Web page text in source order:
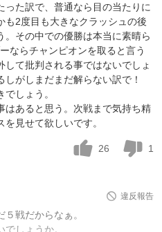
た訳で、普通なら目の当たりに
も2度目も大きなクラッシュの後
。その中での優勝は本当に素晴ら
ならチャンピオンを取ると言う
て批判される事ではないでしょ
がしまだまだ解らない訳で！
しょう。
はあると思う。次戦まで気持ち精
見せて欲しいです。
26 1
違反報告
戦だからなぁ。
しょうか。